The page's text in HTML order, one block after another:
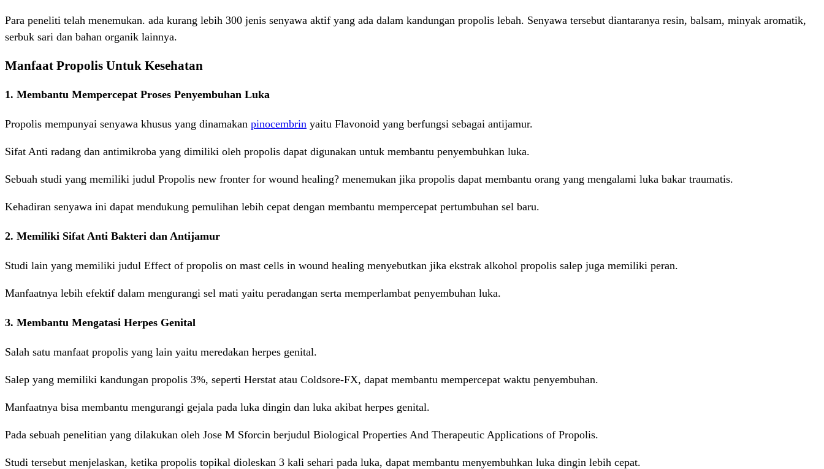
Para peneliti telah menemukan. ada kurang lebih 300 jenis senyawa aktif yang ada dalam kandungan propolis lebah. Senyawa tersebut diantaranya resin, balsam, minyak aromatik,
serbuk sari dan bahan organik lainnya.
Manfaat Propolis Untuk Kesehatan
1. Membantu Mempercepat Proses Penyembuhan Luka
Propolis mempunyai senyawa khusus yang dinamakan pinocembrin yaitu Flavonoid yang berfungsi sebagai antijamur.
Sifat Anti radang dan antimikroba yang dimiliki oleh propolis dapat digunakan untuk membantu penyembuhkan luka.
Sebuah studi yang memiliki judul Propolis new fronter for wound healing? menemukan jika propolis dapat membantu orang yang mengalami luka bakar traumatis.
Kehadiran senyawa ini dapat mendukung pemulihan lebih cepat dengan membantu mempercepat pertumbuhan sel baru.
2. Memiliki Sifat Anti Bakteri dan Antijamur
Studi lain yang memiliki judul Effect of propolis on mast cells in wound healing menyebutkan jika ekstrak alkohol propolis salep juga memiliki peran.
Manfaatnya lebih efektif dalam mengurangi sel mati yaitu peradangan serta memperlambat penyembuhan luka.
3. Membantu Mengatasi Herpes Genital
Salah satu manfaat propolis yang lain yaitu meredakan herpes genital.
Salep yang memiliki kandungan propolis 3%, seperti Herstat atau Coldsore-FX, dapat membantu mempercepat waktu penyembuhan.
Manfaatnya bisa membantu mengurangi gejala pada luka dingin dan luka akibat herpes genital.
Pada sebuah penelitian yang dilakukan oleh Jose M Sforcin berjudul Biological Properties And Therapeutic Applications of Propolis.
Studi tersebut menjelaskan, ketika propolis topikal dioleskan 3 kali sehari pada luka, dapat membantu menyembuhkan luka dingin lebih cepat.